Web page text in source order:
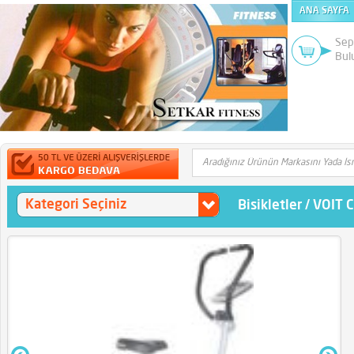
ANA SAYFA
Kategori Seçiniz Bisikletler / VOIT